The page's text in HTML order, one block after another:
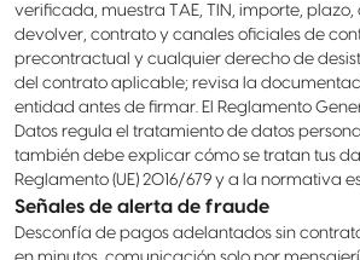
verificada, muestra TAE, TIN, importe, plazo,
devolver, contrato y canales oficiales de
precontractual y cualquier derecho de
del contrato aplicable; revisa la
entidad antes de firmar. El Reglamento
Datos regula el tratamiento de datos
también debe explicar cómo se tratan tus
Reglamento (UE) 2016/679 y a la normativa
Señales de alerta de fraude
Desconfía de pagos adelantados sin